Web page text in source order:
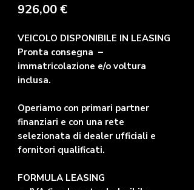
926,00 €Precio
VEICOLO DISPONIBILE IN LEASING
Pronta consegna –
immatricolazione e/o voltura
inclusa.
Operiamo con primari partner
finanziari e con una rete
selezionata di dealer ufficiali e
fornitori qualificati.
FORMULA LEASING